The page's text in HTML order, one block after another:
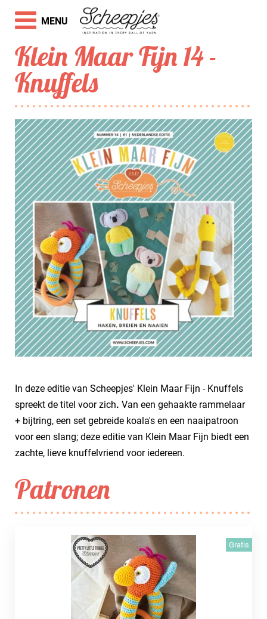
Klein Maar Fijn 14 -
Knuffels
In deze editie van Scheepjes' Klein Maar Fijn - Knuffels
spreekt de titel voor zich. Van een gehaakte rammelaar
+ bijtring, een set gebreide koala's en een naaipatroon
voor een slang; deze editie van Klein Maar Fijn biedt een
zachte, lieve knuffelvriend voor iedereen.
Patronen
Gratis
MENU